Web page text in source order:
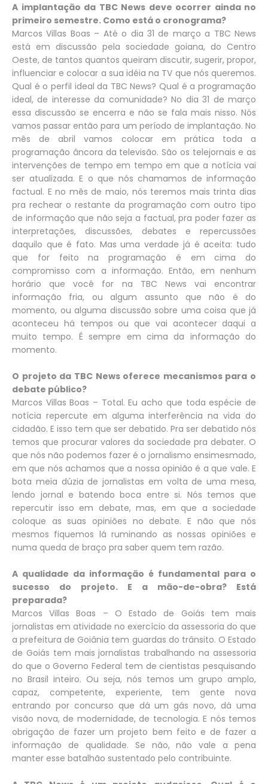
A implantação da TBC News deve ocorrer ainda no
primeiro semestre. Como está o cronograma?
Marcos Villas Boas – Até o dia 31 de março a TBC News
está em discussão pela sociedade goiana, do Centro
Oeste, de tantos quantos queiram discutir, sugerir, propor,
influenciar e colocar a sua idéia na TV que nós queremos.
Qual é o perfil ideal da TBC News? Qual é a programação
ideal, de interesse da comunidade? No dia 31 de março
essa discussão se encerra e não se fala mais nisso. Nós
vamos passar então para um período de implantação. No
mês de abril vamos colocar em prática toda a
programação âncora da televisão. São os telejornais e as
intervenções de tempo em tempo em que a notícia vai
ser atualizada. E o que nós chamamos de informação
factual. E no mês de maio, nós teremos mais trinta dias
pra rechear o restante da programação com outro tipo
de informação que não seja a factual, pra poder fazer as
interpretações, discussões, debates e repercussões
daquilo que é fato. Mas uma verdade já é aceita: tudo
que for feito na programação é em cima do
compromisso com a informação. Então, em nenhum
horário que você for na TBC News vai encontrar
informação fria, ou algum assunto que não é do
momento, ou alguma discussão sobre uma coisa que já
aconteceu há tempos ou que vai acontecer daqui a
muito tempo. É sempre em cima da informação do
momento.
O projeto da TBC News oferece mecanismos para o
debate público?
Marcos Villas Boas – Total. Eu acho que toda espécie de
notícia repercute em alguma interferência na vida do
cidadão. E isso tem que ser debatido. Pra ser debatido nós
temos que procurar valores da sociedade pra debater. O
que nós não podemos fazer é o jornalismo ensimesmado,
em que nós achamos que a nossa opinião é a que vale. E
bota meia dúzia de jornalistas em volta de uma mesa,
lendo jornal e batendo boca entre si. Nós temos que
repercutir isso em debate, mas, em que a sociedade
coloque as suas opiniões no debate. E não que nós
mesmos fiquemos lá ruminando as nossas opiniões e
numa queda de braço pra saber quem tem razão.
A qualidade da informação é fundamental para o
sucesso do projeto. E a mão-de-obra? Está
preparada?
Marcos Villas Boas – O Estado de Goiás tem mais
jornalistas em atividade no exercício da assessoria do que
a prefeitura de Goiânia tem guardas do trânsito. O Estado
de Goiás tem mais jornalistas trabalhando na assessoria
do que o Governo Federal tem de cientistas pesquisando
no Brasil inteiro. Ou seja, nós temos um grupo amplo,
capaz, competente, experiente, tem gente nova
entrando por concurso que dá um gás novo, dá uma
visão nova, de modernidade, de tecnologia. E nós temos
obrigação de fazer um projeto bem feito e de fazer a
informação de qualidade. Se não, não vale a pena
manter esse batalhão sustentado pelo contribuinte.